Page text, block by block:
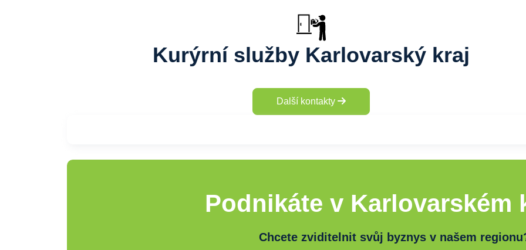
Kurýrní služby Karlovarský kraj
Další kontakty
Podnikáte v Karlovarském
Chcete zviditelnit svůj byznys v našem